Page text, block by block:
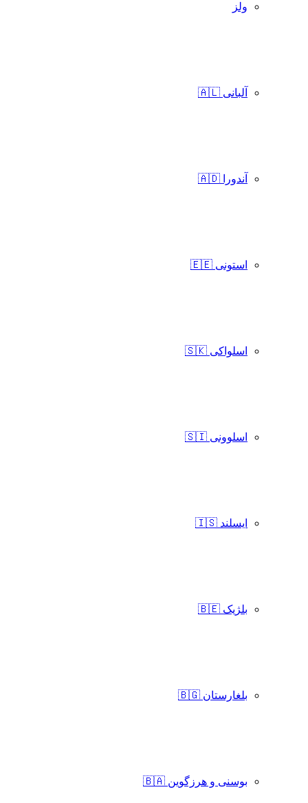
ولز
آلبانی 🇦🇱
آندورا 🇦🇩
استونی 🇪🇪
اسلواکی 🇸🇰
اسلوونی 🇸🇮
ایسلند 🇮🇸
بلژیک 🇧🇪
بلغارستان 🇧🇬
بوسنی و هرزگوین 🇧🇦